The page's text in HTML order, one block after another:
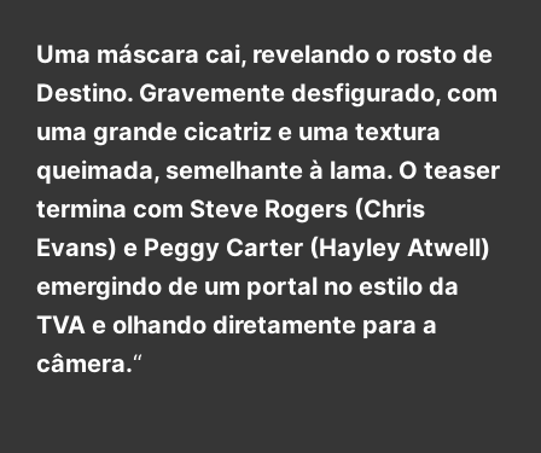
Uma máscara cai, revelando o rosto de
Destino. Gravemente desfigurado, com
uma grande cicatriz e uma textura
queimada, semelhante à lama. O teaser
termina com Steve Rogers (Chris
Evans) e Peggy Carter (Hayley Atwell)
emergindo de um portal no estilo da
TVA e olhando diretamente para a
câmera.“